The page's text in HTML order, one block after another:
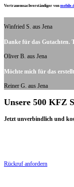
Vertrauenssachverständiger von
Winfried S. aus Jena
Danke für das Gutachten.
Oliver B. aus Jena
Möchte mich für das
Reiner G. aus Jena
Unsere 500 KFZ
Jetzt unverbindlich und
Rückruf anfordern